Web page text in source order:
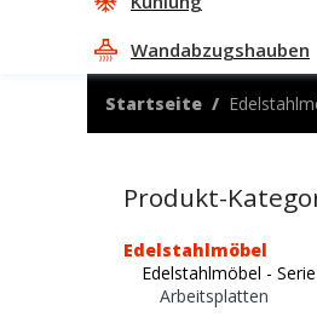
Wandabzugshauben
Startseite
Produkt-
Edelstahlmöbel
Edelstahlmöbel -
Arbeitsplatten